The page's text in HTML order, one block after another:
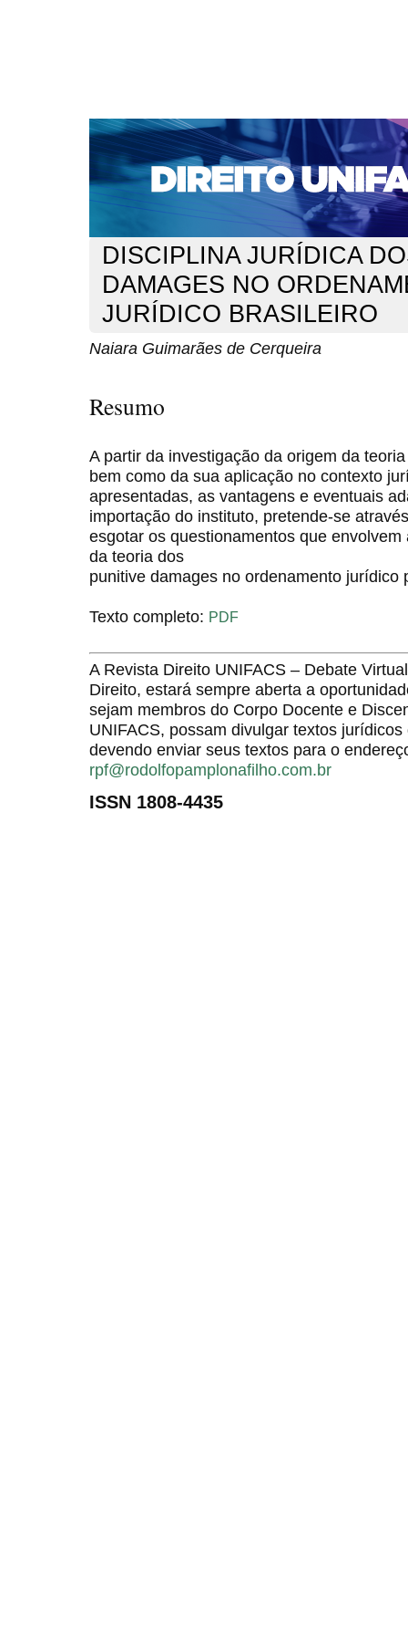
CAPA SOBRE ACESSO CADASTRO
NOTÍCIAS
EDIÇÕES DE Nº 1 A 100 WEBMAIL
Capa>n. 127 (2011) > de Cerqueira
DISCIPLINA JURÍDICA
DAMAGES NO
JURÍDICO BRASILEIRO
Naiara Guimarães de Cerqueira
Resumo
A partir da investigação da origem da
bem como da sua aplicação no contexto
apresentadas, as vantagens e eventuais
importação do instituto, pretende-se
esgotar os questionamentos que
da teoria dos
punitive damages no ordenamento jurídico
Texto completo: PDF
A Revista Direito UNIFACS – Debate
Direito, estará sempre aberta a
sejam membros do Corpo Docente e
UNIFACS, possam divulgar textos
devendo enviar seus textos para o
rpf@rodolfopamplonafilho.com.br
ISSN 1808-4435